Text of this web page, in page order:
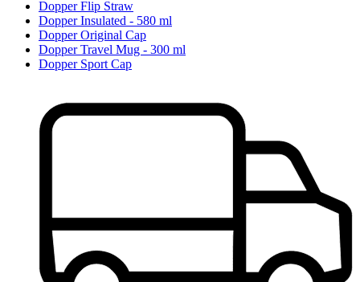
Dopper Flip Straw
Dopper Insulated - 580 ml
Dopper Original Cap
Dopper Travel Mug - 300 ml
Dopper Sport Cap